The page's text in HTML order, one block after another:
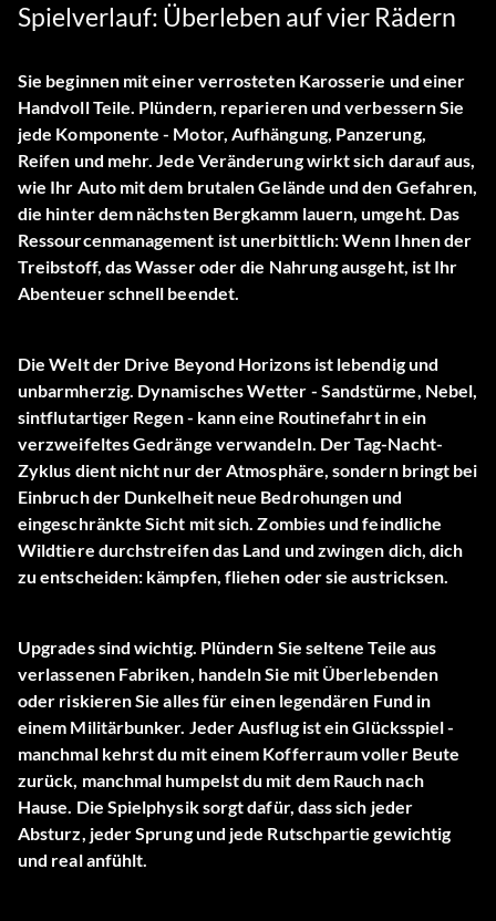
Spielverlauf: Überleben auf vier Rädern
Sie beginnen mit einer verrosteten Karosserie und einer
Handvoll Teile. Plündern, reparieren und verbessern Sie
jede Komponente - Motor, Aufhängung, Panzerung,
Reifen und mehr. Jede Veränderung wirkt sich darauf aus,
wie Ihr Auto mit dem brutalen Gelände und den Gefahren,
die hinter dem nächsten Bergkamm lauern, umgeht. Das
Ressourcenmanagement ist unerbittlich: Wenn Ihnen der
Treibstoff, das Wasser oder die Nahrung ausgeht, ist Ihr
Abenteuer schnell beendet.
Die Welt der Drive Beyond Horizonsist lebendig und
unbarmherzig. Dynamisches Wetter - Sandstürme, Nebel,
sintflutartiger Regen - kann eine Routinefahrt in ein
verzweifeltes Gedränge verwandeln. Der Tag-Nacht-
Zyklus dient nicht nur der Atmosphäre, sondern bringt bei
Einbruch der Dunkelheit neue Bedrohungen und
eingeschränkte Sicht mit sich. Zombies und feindliche
Wildtiere durchstreifen das Land und zwingen dich, dich
zu entscheiden: kämpfen, fliehen oder sie austricksen.
Upgrades sind wichtig. Plündern Sie seltene Teile aus
verlassenen Fabriken, handeln Sie mit Überlebenden
oder riskieren Sie alles für einen legendären Fund in
einem Militärbunker. Jeder Ausflug ist ein Glücksspiel -
manchmal kehrst du mit einem Kofferraum voller Beute
zurück, manchmal humpelst du mit dem Rauch nach
Hause. Die Spielphysik sorgt dafür, dass sich jeder
Absturz, jeder Sprung und jede Rutschpartie gewichtig
und real anfühlt.